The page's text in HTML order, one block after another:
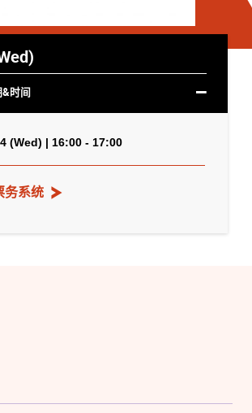
时间
(Wed) | 16:00 - 17:00
务系统